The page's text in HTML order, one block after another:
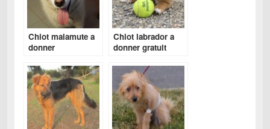
Chiot malamute a
donner
Chiot labrador a
donner gratuit